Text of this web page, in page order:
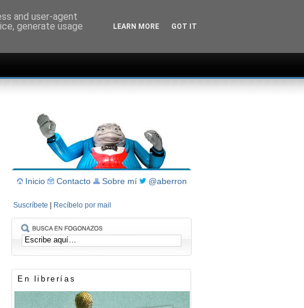
Inicio Contacto Sobre mí @aberron
Suscríbete Recíbelo por mail
En librerías
and user-agent
generate usage
LEARN MORE GOT IT